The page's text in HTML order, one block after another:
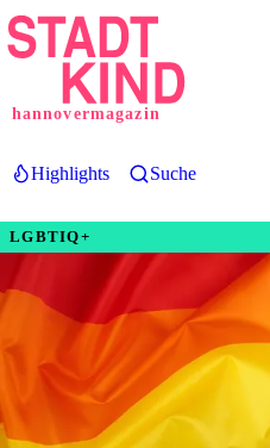
Direkt
zum
hannovermagazin
Highlights Suche
LGBTIQ+